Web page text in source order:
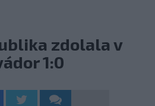
zdolala v
1:0